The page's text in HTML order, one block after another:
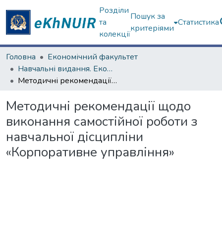
Розділи
та
колекції
Пошук за
критеріями
Статистика
Головна
Економічний факультет
Навчальні видання. Економічний факультет
Методичні рекомендації щодо виконання самостійної роботи з навчальної дісципліни «Корпоративне управління»
Методичні рекомендації щодо
виконання самостійної роботи з
навчальної дісципліни
«Корпоративне управління»